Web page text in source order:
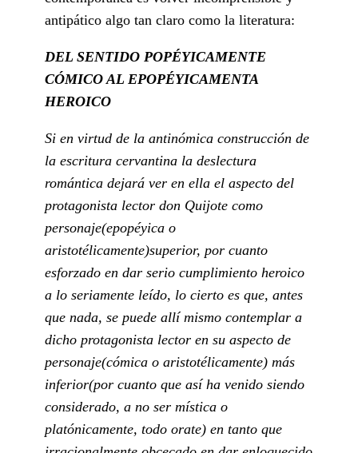
antipático algo tan claro como la literatura:
DEL SENTIDO POPÉYICAMENTE
CÓMICO AL EPOPÉYICAMENTA
HEROICO
Si en virtud de la antinómica construcción de
la escritura cervantina la deslectura
romántica dejará ver en ella el aspecto del
protagonista lector don Quijote como
personaje(epopéyica o
aristotélicamente)superior, por cuanto
esforzado en dar serio cumplimiento heroico
a lo seriamente leído, lo cierto es que, antes
que nada, se puede allí mismo contemplar a
dicho protagonista lector en su aspecto de
personaje(cómica o aristotélicamente) más
inferior(por cuanto que así ha venido siendo
considerado, a no ser mística o
platónicamente, todo orate) en tanto que